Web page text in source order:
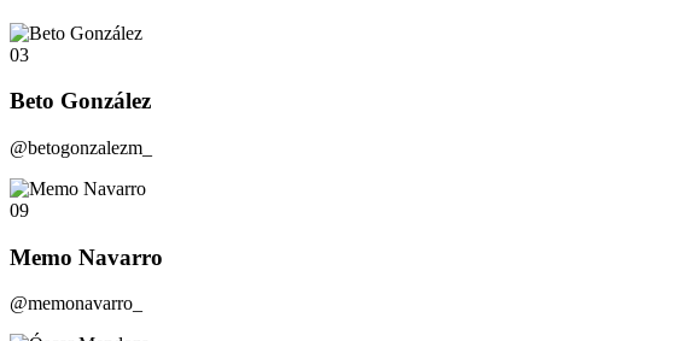
03
Beto González
@betogonzalezm_
09
Memo Navarro
@memonavarro_